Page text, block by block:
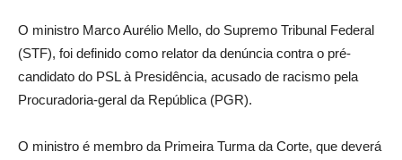
O ministro Marco Aurélio Mello, do Supremo Tribunal Federal
(STF), foi definido como relator da denúncia contra o pré-
candidato do PSL à Presidência, acusado de racismo pela
Procuradoria-geral da República (PGR).
O ministro é membro da Primeira Turma da Corte, que deverá